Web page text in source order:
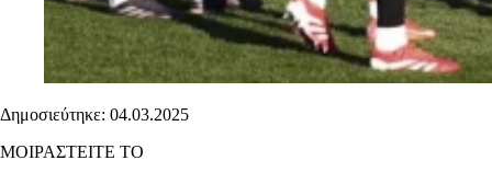
Δημοσιεύτηκε: 04.03.2025
ΜΟΙΡΑΣΤΕΙΤΕ ΤΟ